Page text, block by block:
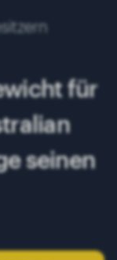
für
seinen